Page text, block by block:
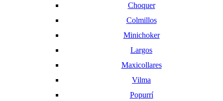
Choquer
Colmillos
Minichoker
Largos
Maxicollares
Vilma
Popurrí